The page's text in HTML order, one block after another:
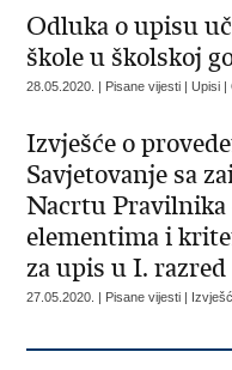
Odluka o upisu
škole u školskoj
28.05.2020. | Pisane vijesti | Upisi
Izvješće o
Savjetovanje sa
Nacrtu
elementima i
za upis u I.
27.05.2020. | Pisane vijesti |